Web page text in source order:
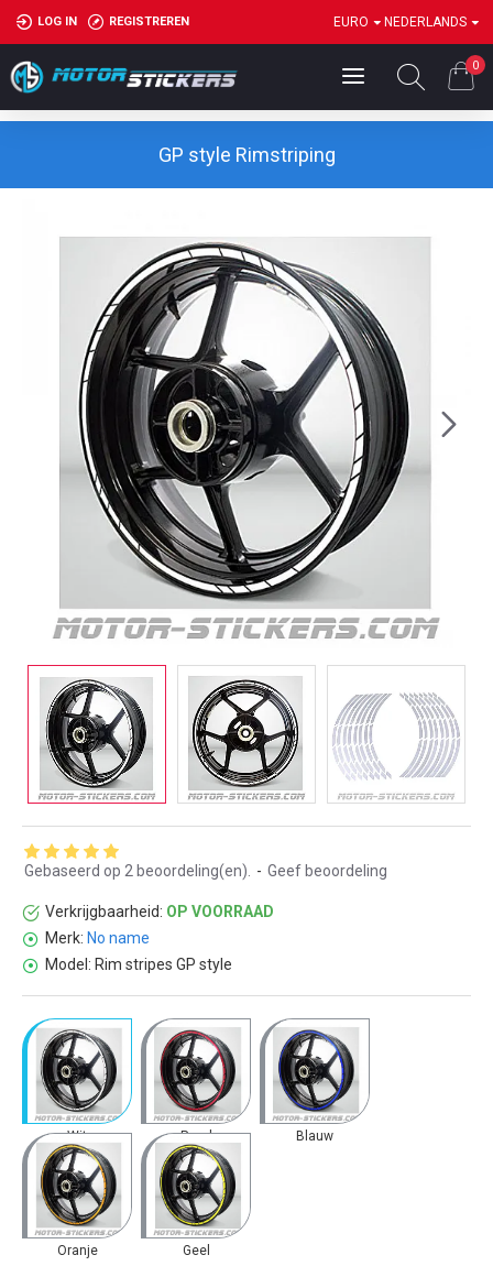
LOG IN REGISTREREN EURO NEDERLANDS
0
GP style Rimstriping
Verkrijgbaarheid: OP VOORRAAD
Merk: No name
Model: Rim stripes GP style
Gebaseerd op 2 beoordeling(en). - Geef beoordeling
Wit Rood Blauw
Oranje Geel